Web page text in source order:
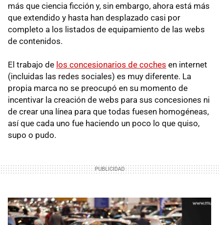
más que ciencia ficción y, sin embargo, ahora está más
que extendido y hasta han desplazado casi por
completo a los listados de equipamiento de las webs
de contenidos.
El trabajo de los concesionarios de coches en internet
(incluidas las redes sociales) es muy diferente. La
propia marca no se preocupó en su momento de
incentivar la creación de webs para sus concesiones ni
de crear una línea para que todas fuesen homogéneas,
así que cada uno fue haciendo un poco lo que quiso,
supo o pudo.